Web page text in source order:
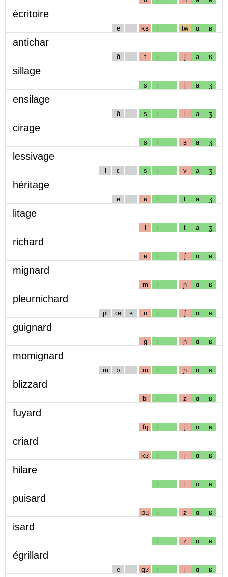
écritoire
e kʁ i tw ɑ ʁ
antichar
ɑ̃ t i ʃ a ʁ
sillage
s i j a ʒ
ensilage
ɑ̃ s i l a ʒ
cirage
s i ʁ a ʒ
lessivage
l ɛ s i v a ʒ
héritage
e ʁ i t a ʒ
litage
l i t a ʒ
richard
ʁ i ʃ ɑ ʁ
mignard
m i ɲ ɑ ʁ
pleurnichard
pl œ ʁ n i ʃ ɑ ʁ
guignard
g i ɲ ɑ ʁ
momignard
m ɔ m i ɲ ɑ ʁ
blizzard
bl i z ɑ ʁ
fuyard
fɥ i j ɑ ʁ
criard
kʁ i j ɑ ʁ
hilare
i l ɑ ʁ
puisard
pɥ i z ɑ ʁ
isard
i z ɑ ʁ
égrillard
e gʁ i j ɑ ʁ